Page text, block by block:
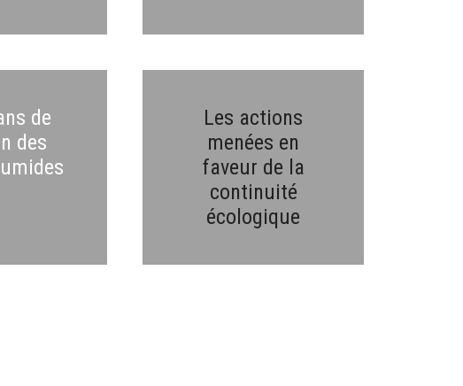
de
des
Les actions
menées en
faveur de la
continuité
écologique